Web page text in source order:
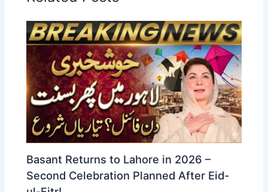
Basant Returns to Lahore in 2026 –
Second Celebration Planned After Eid-